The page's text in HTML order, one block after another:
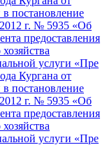
постановление
г. № 5935 «Об
предоставления
услуги «Пре
Кургана от
постановление
г. № 5935 «Об
предоставления
услуги «Пре